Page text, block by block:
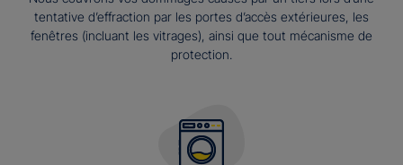
tentative d’effraction par les portes d’accès extérieures, les
fenêtres (incluant les vitrages), ainsi que tout mécanisme de
protection.